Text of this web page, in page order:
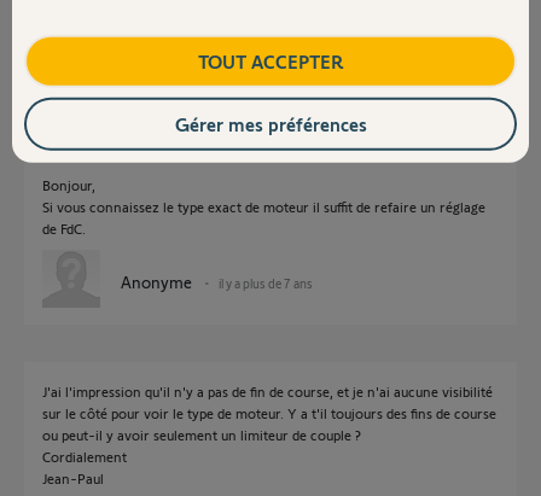
Réponses
Bonjour,
Si vous connaissez le type exact de moteur il suffit de refaire un réglage
de FdC.
Anonyme il y a plus de 7 ans
J'ai l'impression qu'il n'y a pas de fin de course, et je n'ai aucune visibilité
sur le côté pour voir le type de moteur. Y a t'il toujours des fins de course
ou peut-il y avoir seulement un limiteur de couple ?
Cordialement
Jean-Paul
TOUT ACCEPTER
Gérer mes préférences